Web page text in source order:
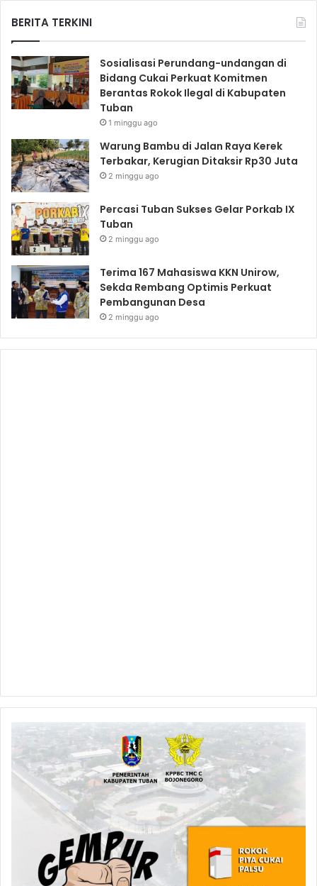
BERITA TERKINI
Sosialisasi Perundang-undangan di
Bidang Cukai Perkuat Komitmen
Berantas Rokok Ilegal di Kabupaten
Tuban
1 minggu ago
Warung Bambu di Jalan Raya Kerek
Terbakar, Kerugian Ditaksir Rp30 Juta
2 minggu ago
Percasi Tuban Sukses Gelar Porkab IX
Tuban
2 minggu ago
Terima 167 Mahasiswa KKN Unirow,
Sekda Rembang Optimis Perkuat
Pembangunan Desa
2 minggu ago